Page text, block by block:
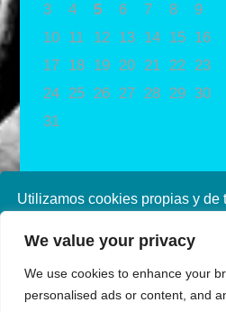
Utilizamos cookies propias y de
navegando, consideramos que
política de cookies consulte
privacidad
We value your privacy
We use cookies to enhance your
personalised ads or content, and
3
4 5 6 7 8
9
10
11 12 13 14 15
16
17
18 19 20 21 22
23
24
25 26 27 28 29 30
31